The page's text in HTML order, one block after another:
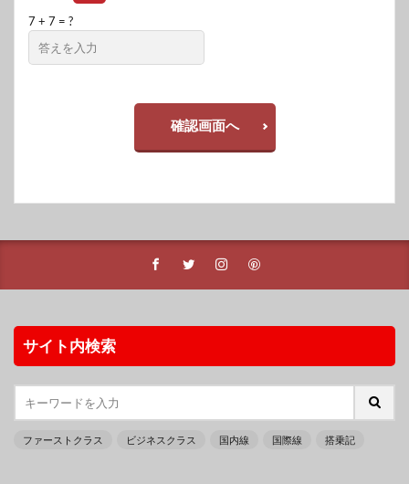
7 + 7 = ?
確認画面へ
サイト内検索
ファーストクラス ビジネスクラス 国内線 国際線 搭乗記